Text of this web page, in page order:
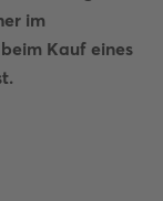
im
Kauf eines